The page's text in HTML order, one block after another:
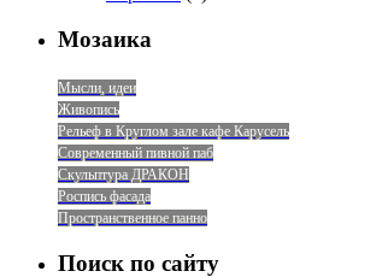
Мозаика
Мысли, идеи
Живопись
Рельеф в Круглом зале кафе Карусель
Современный пивной паб
Скульптура ДРАКОН
Роспись фасада
Пространственное панно
Поиск по сайту